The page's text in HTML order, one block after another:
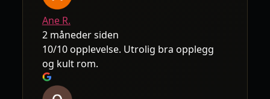
Ane R.
2 måneder siden
10/10 opplevelse. Utrolig bra opplegg
og kult rom.